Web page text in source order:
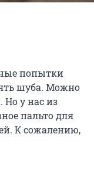
попытки
шуба. Можно
Но у нас из
пальто для
К сожалению,